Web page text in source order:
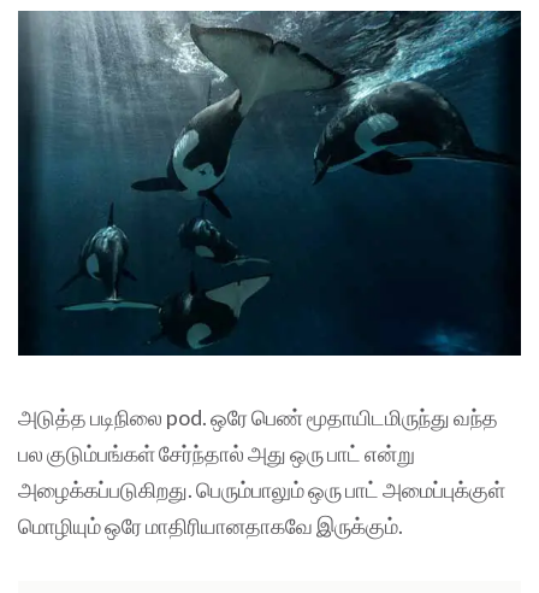
அடுத்த படிநிலை pod. ஒரே பெண் மூதாயிடமிருந்து வந்த
பல குடும்பங்கள் சேர்ந்தால் அது ஒரு பாட் என்று
அழைக்கப்படுகிறது. பெரும்பாலும் ஒரு பாட் அமைப்புக்குள்
மொழியும் ஒரே மாதிரியானதாகவே இருக்கும்.